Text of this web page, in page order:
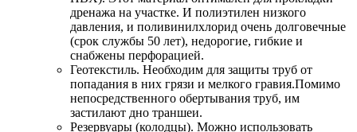
дренажа на участке. И полиэтилен низкого
давления, и поливинилхлорид очень долговечные
(срок службы 50 лет), недорогие, гибкие и
снабжены перфорацией.
Геотекстиль. Необходим для защиты труб от
попадания в них грязи и мелкого гравия.Помимо
непосредственного обертывания труб, им
застилают дно траншеи.
Резервуары (колодцы). Можно использовать